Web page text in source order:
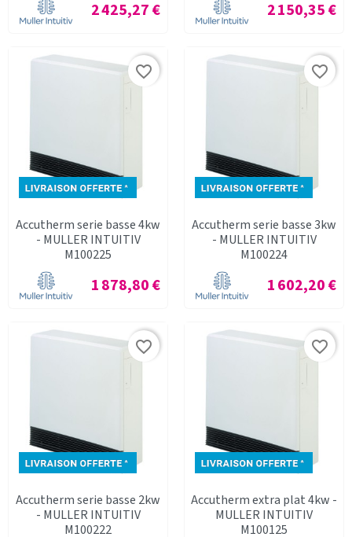
Prix
2 425,27 €
Prix
2 150,35 €
Accutherm serie basse 4kw
- MULLER INTUITIV
M100225
Prix
1 878,80 €
favorite_border
Accutherm serie basse 3kw
- MULLER INTUITIV
M100224
Prix
1 602,20 €
favorite_border
Accutherm serie basse 2kw
- MULLER INTUITIV
M100222
favorite_border
Accutherm extra plat 4kw -
MULLER INTUITIV
M100125
favorite_border